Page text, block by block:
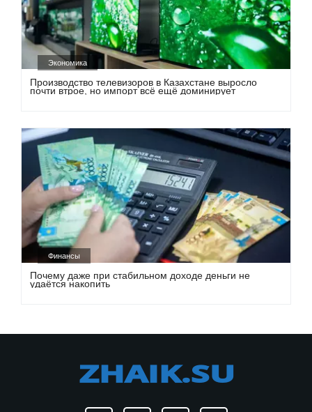
Экономика
Производство телевизоров в Казахстане выросло
почти втрое, но импорт всё ещё доминирует
Финансы
Почему даже при стабильном доходе деньги не
удаётся накопить